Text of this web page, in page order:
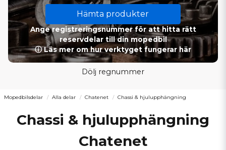
Hämta produkter
Ange registreringsnummer för att hitta rätt
reservdelar till din mopedbil
ⓘ Läs mer om hur verktyget fungerar här
Dölj regnummer
Mopedbilsdelar Alla delar Chatenet Chassi & hjulupphängning
Chassi & hjulupphängning
Chatenet